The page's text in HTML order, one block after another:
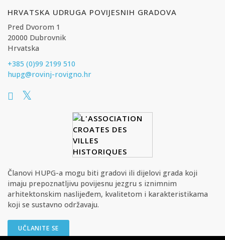
HRVATSKA UDRUGA POVIJESNIH GRADOVA
Pred Dvorom 1
20000 Dubrovnik
Hrvatska
+385 (0)99 2199 510
hupg@rovinj-rovigno.hr
Članovi HUPG-a mogu biti gradovi ili dijelovi grada koji
imaju prepoznatljivu povijesnu jezgru s iznimnim
arhitektonskim naslijeđem, kvalitetom i karakteristikama
koji se sustavno održavaju.
UČLANITE SE